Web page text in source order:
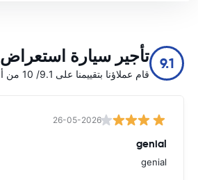
9.1 تأجير سيارة استعراض
قام عملاؤنا بتقييمنا على 9.1/ 10 من أصل 12840
26-05-2026
genial
genial